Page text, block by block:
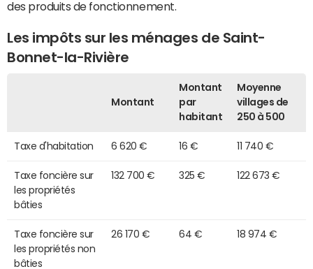
des produits de fonctionnement.
Les impôts sur les ménages de Saint-
Bonnet-la-Rivière
Montant
Montant
par
habitant
Moyenne
villages de
250 à 500
Taxe d'habitation 6 620 € 16 € 11 740 €
Taxe foncière sur
les propriétés
bâties
132 700 € 325 € 122 673 €
Taxe foncière sur
les propriétés non
bâties
26 170 € 64 € 18 974 €